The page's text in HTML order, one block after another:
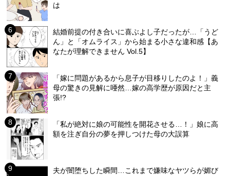
は
結婚前提の付き合いに喜ぶよし子だったが…「うど
ん」と「オムライス」から始まる小さな違和感【あ
なたが理解できません Vol.5】
「嫁に問題があるから息子が目移りしたのよ！」義
母の驚きの見解に唖然…嫁の高学歴が原因だと主
張!?
「私が絶対に娘の可能性を開花させる…！」娘に高
額を注ぎ自分の夢を押しつけた母の大誤算
夫が闇堕ちした瞬間…これまで嫌味なヤツらが媚び